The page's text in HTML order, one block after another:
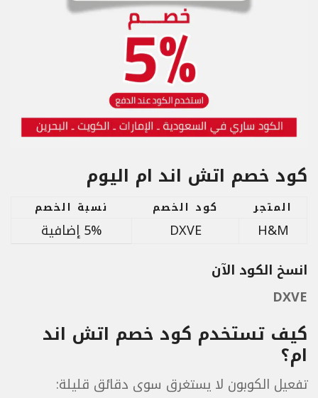
كود خصم اتش اند ام اليوم
المتجر كود الخصم نسبة الخصم
H&M
DXVE
5% إضافية
انسخ الكود الآن
DXVE
كيف تستخدم كود خصم اتش اند
ام؟
تفعيل الكوبون لا يستغرق سوى دقائق قليلة: